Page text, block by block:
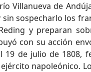
Villanueva de
sospecharlo los
y preparan
con su acción
19 de julio de 1808,
napoleónico.